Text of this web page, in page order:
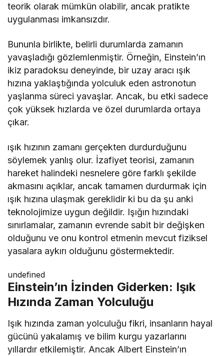
teorik olarak mümkün olabilir, ancak pratikte
uygulanması imkansızdır.
Bununla birlikte, belirli durumlarda zamanın
yavaşladığı gözlemlenmiştir. Örneğin, Einstein’ın
ikiz paradoksu deneyinde, bir uzay aracı ışık
hızına yaklaştığında yolculuk eden astronotun
yaşlanma süreci yavaşlar. Ancak, bu etki sadece
çok yüksek hızlarda ve özel durumlarda ortaya
çıkar.
ışık hızının zamanı gerçekten durdurduğunu
söylemek yanlış olur. İzafiyet teorisi, zamanın
hareket halindeki nesnelere göre farklı şekilde
akmasını açıklar, ancak tamamen durdurmak için
ışık hızına ulaşmak gereklidir ki bu da şu anki
teknolojimize uygun değildir. Işığın hızındaki
sınırlamalar, zamanın evrende sabit bir değişken
olduğunu ve onu kontrol etmenin mevcut fiziksel
yasalara aykırı olduğunu göstermektedir.
undefined
Einstein’ın İzinden Giderken: Işık
Hızında Zaman Yolculuğu
Işık hızında zaman yolculuğu fikri, insanların hayal
gücünü yakalamış ve bilim kurgu yazarlarını
yıllardır etkilemiştir. Ancak Albert Einstein’ın